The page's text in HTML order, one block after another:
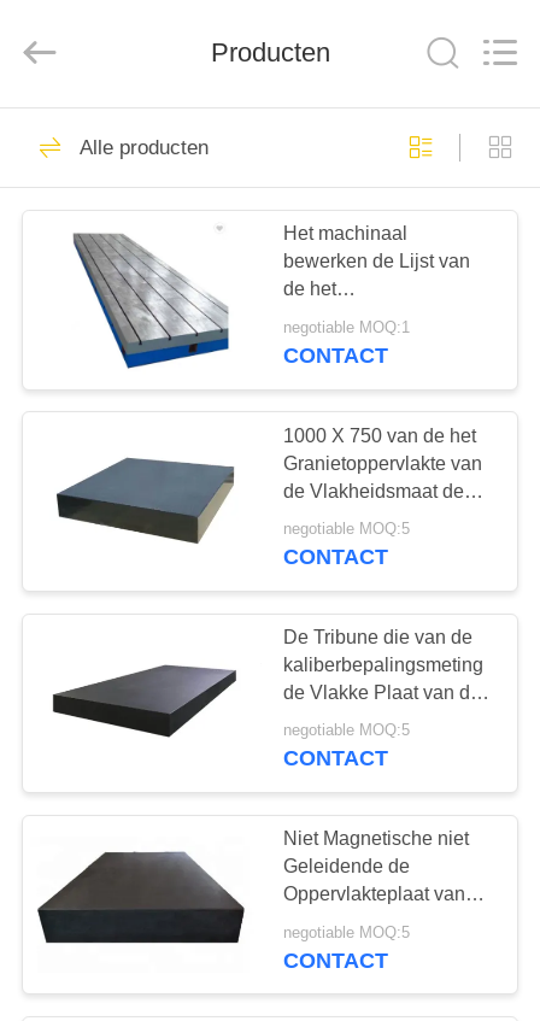
HUIS
PRODUCTEN
ONGEVEER
FABRIEKSREIS
KWALITEITSCONTROLE
CONTACTEER
ONS
NIEUWS
VERZOEK
CITAAT
SITEMAP
POLICY
Trading
Rights
De Plaat van de
precisieoppervlakte
de plaat van de
granietoppervlakte
153
De Plaat van de
Gietijzeroppervlakte
16
GietijzerBedplaten
73
Producten
Alle producten
Het machinaal
bewerken de Lijst van
de het
Gietijzeroppervlakte van
Verrichtingst Groeven
negotiable MOQ:1
CONTACT
1000 X 750 van de het
Granietoppervlakte van
de Vlakheidsmaat de
Plaatrang 00
negotiable MOQ:5
CONTACT
De Tribune die van de
kaliberbepalingsmeting
de Vlakke Plaat van de
Granietoppervlakte
meten
negotiable MOQ:5
CONTACT
Niet Magnetische niet
Geleidende de
Oppervlakteplaat van
het Precisiegraniet in
Zwarte
negotiable MOQ:5
CONTACT